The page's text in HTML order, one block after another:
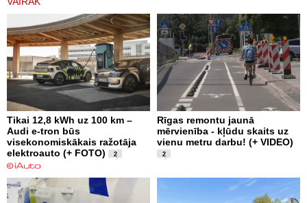
Tikai 12,8 kWh uz 100 km –
Audi e-tron būs
visekonomiskākais ražotāja
elektroauto (+ FOTO)
2
Rīgas remontu jaunā
mērvienība - kļūdu skaits uz
vienu metru darbu! (+ VIDEO)
2